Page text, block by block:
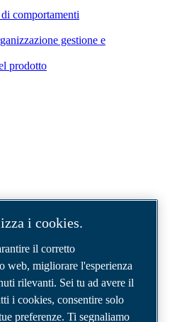
comportamenti
gestione e
prodotto
ABAC
i cookies.
il corretto
web, migliorare l'esperienza
rilevanti. Sei tu ad avere il
i cookies, consentire solo
preferenze. Ti segnaliamo